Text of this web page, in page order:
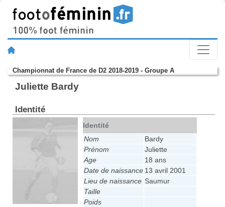
Championnat de France de D2 2018-2019 - Groupe A
Juliette Bardy
Identité
Identité
Nom
Bardy
Prénom
Juliette
Age
18 ans
Date de naissance 13 avril 2001
Lieu de naissance Saumur
Taille
Poids